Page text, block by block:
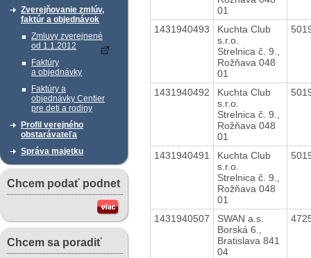
Zverejňovanie zmlúv,
faktúr a objednávok
Zmluvy zverejnené
od 1.1.2012
Faktúry
a objednávky
Faktúry a
objednávky Centier
pre deti a rodiny
Profil verejného
obstarávateľa
Správa majetku
Chcem podať podnet
Chcem sa poradiť
01
1431940493
Kuchta Club
s.r.o.
Strelnica č. 9.,
Rožňava 048
01
1431940492
Kuchta Club
s.r.o.
Strelnica č. 9.,
Rožňava 048
01
1431940491
Kuchta Club
s.r.o.
Strelnica č. 9.,
Rožňava 048
01
1431940507
SWAN a.s.
Borská 6.,
Bratislava 841
04